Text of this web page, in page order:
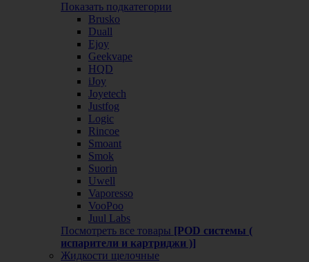
Показать подкатегории
Brusko
Duall
Ejoy
Geekvape
HQD
iJoy
Joyetech
Justfog
Logic
Rincoe
Smoant
Smok
Suorin
Uwell
Vaporesso
VooPoo
Juul Labs
Посмотреть все товары [POD системы (
испарители и картриджи )]
Жидкости щелочные